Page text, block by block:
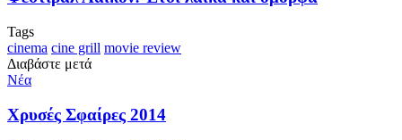
Tags
cinema cine grill movie review
Διαβάστε μετά
Νέα
Χρυσές Σφαίρες 2014